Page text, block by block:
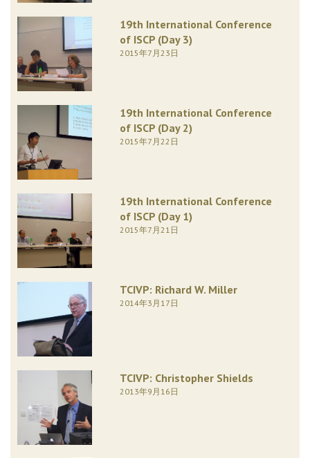
19th International Conference
of ISCP (Day 3)
2015年7月23日
19th International Conference
of ISCP (Day 2)
2015年7月22日
19th International Conference
of ISCP (Day 1)
2015年7月21日
TCIVP: Richard W. Miller
2014年3月17日
TCIVP: Christopher Shields
2013年9月16日